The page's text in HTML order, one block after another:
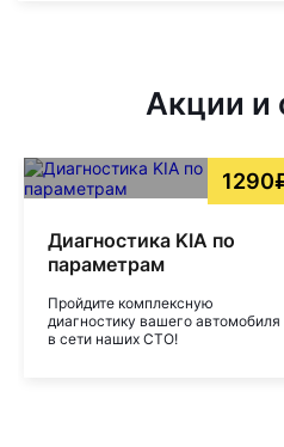
Акции и
Диагностика KIA по
параметрам
Пройдите комплексную
диагностику вашего автомобиля
в сети наших СТО!